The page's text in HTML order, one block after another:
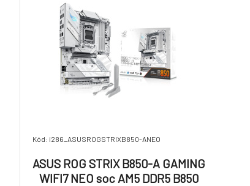
Kód: i286_ASUSROGSTRIXB850-ANEO
ASUS ROG STRIX B850-A GAMING
WIFI7 NEO soc AM5 DDR5 B850